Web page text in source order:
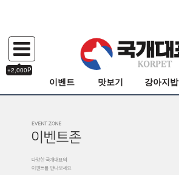
+2,000P
이벤트 맛보기 강아지밥